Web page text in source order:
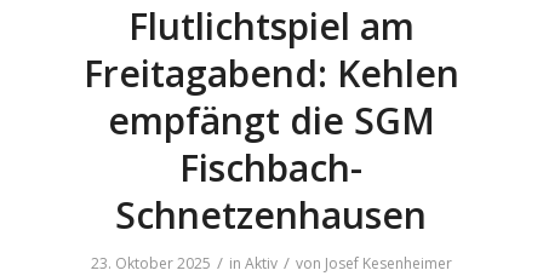
Flutlichtspiel am
Freitagabend: Kehlen
empfängt die SGM
Fischbach-
Schnetzenhausen
23. Oktober 2025 / in Aktiv / von Josef Kesenheimer